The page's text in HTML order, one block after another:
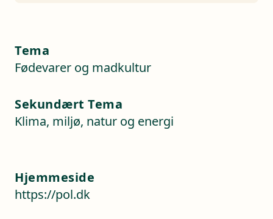
Tema
Fødevarer og madkultur
Sekundært Tema
Klima, miljø, natur og energi
Hjemmeside
https://pol.dk